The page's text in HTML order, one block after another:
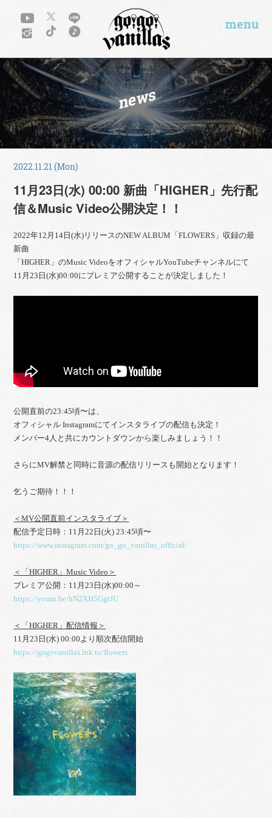
menu
news
2022.11.21 (Mon)
11月23日(水) 00:00 新曲「HIGHER」先行配
信＆Music Video公開決定！！
2022年12月14日(水)リリースのNEW ALBUM「FLOWERS」収録の最
新曲
「HIGHER」のMusic VideoをオフィシャルYouTubeチャンネルにて
11月23日(水)00:00にプレミア公開することが決定しました！
公開直前の23:45頃〜は、
オフィシャル Instagramにてインスタライブの配信も決定！
メンバー4人と共にカウントダウンから楽しみましょう！！
さらにMV解禁と同時に音源の配信リリースも開始となります！
乞うご期待！！！
＜MV公開直前インスタライブ＞
配信予定日時：11月22日(火) 23:45頃〜
https://www.instagram.com/go_go_vanillas_official/
＜「HIGHER」Music Video＞
プレミア公開：11月23日(水)00:00～
https://youtu.be/hN2XH5GgtJU
＜ 「HIGHER」 配信情報＞
11月23日(水) 00:00より順次配信開始
https://gogovanillas.lnk.to/flowers